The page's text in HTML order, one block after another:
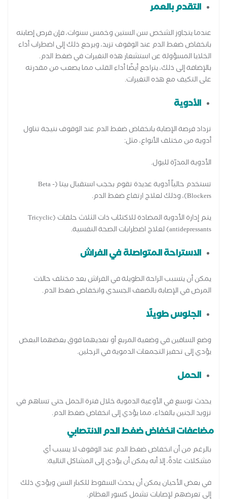
التقدم بالعمر
عندما يتجاوز الشخص سن الستين وخمس سنوات، فإن فرص إصابته
بانخفاض ضغط الدم عند الوقوف تزيد، ويرجع ذلك إلى اضطراب أداء
الخلايا المسؤولة عن استشعار هذه التغيرات في ضغط الدم.
بالإضافة إلى ذلك، يتراجع أيضًا أداء القلب مما يصعب من مقدرته
على التكيف مع هذه التغيرات.
الأدوية
تزداد فرصة الإصابة بانخفاض ضغط الدم عند الوقوف نتيجة تناول
أدوية من مختلف الأنواع، مثل:
الأدوية المدرّة للبول.
تستخدم حالياً أدوية عديدة تقوم بحجب استقبال بيتا (Beta -
Blockers)، وذلك لعلاج ارتفاع ضغط الدم.
يتم إدارة الأدوية المضادة للاكتئاب ذات الثلاث حلقات (Tricyclic
antidepressants) لعلاج اضطرابات الصحة النفسية.
الاستراحة المتواصلة في الفراش
يمكن أن يتسبب الراحة الطويلة في الفراش بعد مختلف حالات
المرض في الإصابة بالضعف الجسدي وانخفاض ضغط الدم.
الجلوس طويلًا
وضع الساقين في وضعية المربع أو تعديهما فوق بعضهما البعض
يؤدي إلى تحفيز التجمعات الدموية في الرجلين.
الحمل
يحدث توسع في الأوعية الدموية خلال فترة الحمل حتى تساهم في
تزويد الجنين بالغذاء، مما يؤدي إلى انخفاض ضغط الدم.
مضاعفات انخفاض ضغط الدم الانتصابي
بالرغم من أن انخفاض ضغط الدم عند الوقوف لا يسبب أي
مشكلات عادةً، إلا أنه يمكن أن يؤدي إلى المشاكل التالية:
في بعض الأحيان يمكن أن يحدث السقوط للكبار السن ويؤدي ذلك
إلى تعرضهم لإصابات تشمل كسور العظام.